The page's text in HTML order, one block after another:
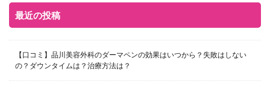
最近の投稿
【口コミ】品川美容外科のダーマペンの効果はいつから？失敗はしない
の？ダウンタイムは？治療方法は？